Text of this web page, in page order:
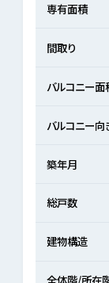
専有面積
間取り
バルコニー面
バルコニー向
築年月
総戸数
建物構造